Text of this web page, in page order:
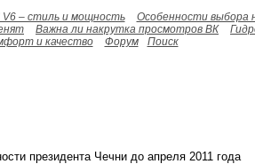
V6 – стиль и мощность Особенности выбора
Важна ли накрутка просмотров ВК
и качество
Форум Поиск
президента Чечни до апреля 2011 года